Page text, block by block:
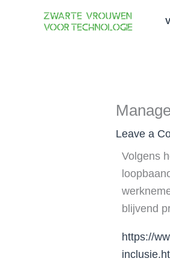
Leave a
Volgens
blijvend
https://